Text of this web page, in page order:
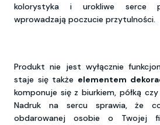
kolorystyka i urokliwe serce
wprowadzają poczucie przytulności.
Produkt nie jest wyłącznie
staje się także elementem
komponuje się z biurkiem, półką
Nadruk na sercu sprawia, że
obdarowanej osobie o Twojej